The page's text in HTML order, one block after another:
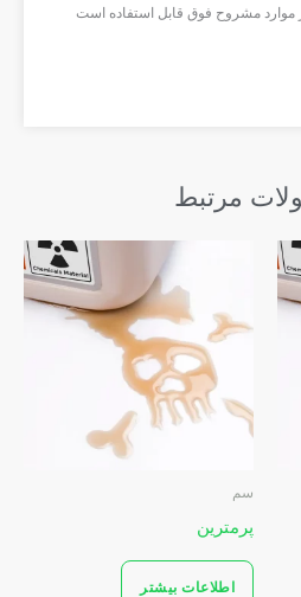
مشروح فوق قابل استفاده است
مرتبط
سم
پرمترین
اطلاعات بیشتر